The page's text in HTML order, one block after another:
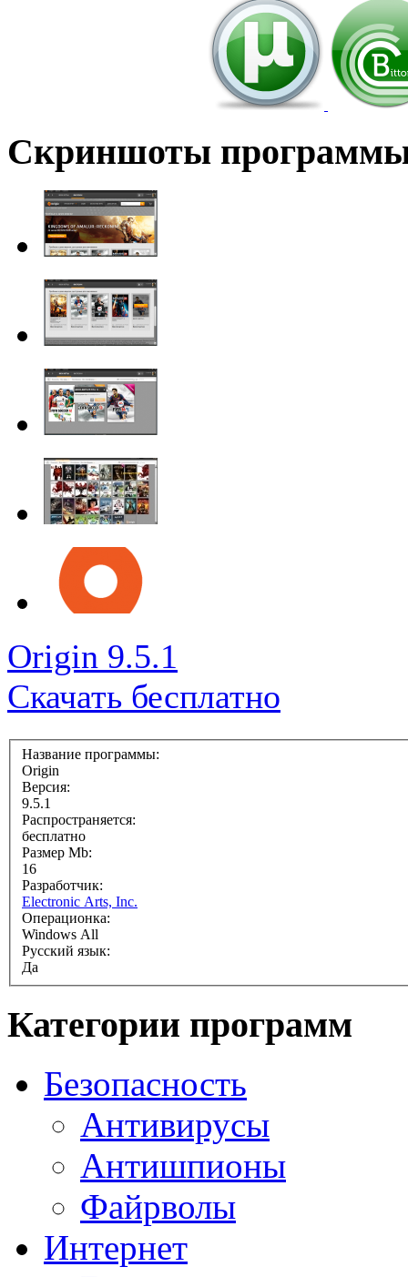
Скриншоты
Оrigin 9.5.1
Скачать бесплатно
Название программы:
Оrigin
Версия:
9.5.1
Распространяется:
бесплатно
Размер Mb:
16
Разработчик:
Electronic Arts, Inc.
Операционка:
Windows All
Русский язык:
Да
Категории программ
Безопасность
Антивирусы
Антишпионы
Файрволы
Интернет